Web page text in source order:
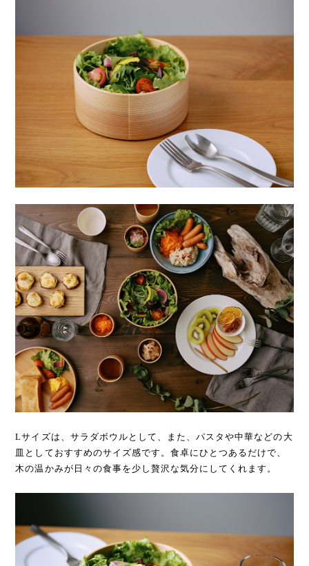
Lサイズは、サラダボウルとして、また、パスタや中華などの大
皿としておすすめのサイズ感です。食卓にひとつあるだけで、
木の温かみが日々の食事を少し贅沢な気分にしてくれます。